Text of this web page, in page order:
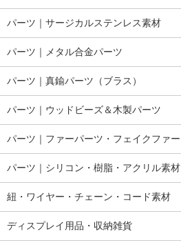
パーツ｜サージカルステンレス素材
パーツ｜メタル合金パーツ
パーツ｜真鍮パーツ（ブラス）
パーツ｜ウッドビーズ＆木製パーツ
パーツ｜ファーパーツ・フェイクファー
パーツ｜シリコン・樹脂・アクリル素材
紐・ワイヤー・チェーン・コード素材
ディスプレイ用品・収納雑貨